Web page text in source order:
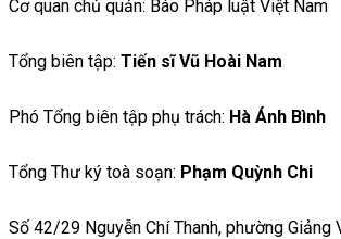
Cơ quan chủ quản: Báo Pháp luật Việt Nam
Tổng biên tập: Tiến sĩ Vũ Hoài Nam
Phó Tổng biên tập phụ trách: Hà Ánh Bình
Tổng Thư ký toà soạn: Phạm Quỳnh Chi
Số 42/29 Nguyễn Chí Thanh, phường Giảng